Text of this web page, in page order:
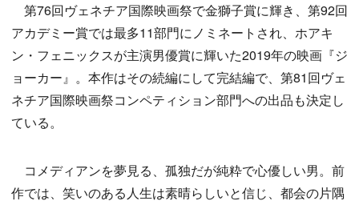
第76回ヴェネチア国際映画祭で金獅子賞に輝き、第92回
アカデミー賞では最多11部門にノミネートされ、ホアキ
ン・フェニックスが主演男優賞に輝いた2019年の映画『ジ
ョーカー』。本作はその続編にして完結編で、第81回ヴェ
ネチア国際映画祭コンペティション部門への出品も決定し
ている。
コメディアンを夢見る、孤独だが純粋で心優しい男。前
作では、笑いのある人生は素晴らしいと信じ、都会の片隅